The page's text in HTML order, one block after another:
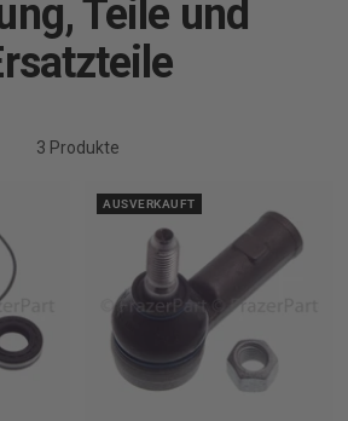
Teile und
3 Produkte
AUSVERKAUFT